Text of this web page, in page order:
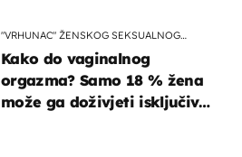
"VRHUNAC" ŽENSKOG SEKSUALNOG
Kako do vaginalnog
orgazma? Samo 18 % žena
može ga doživjeti isključivo